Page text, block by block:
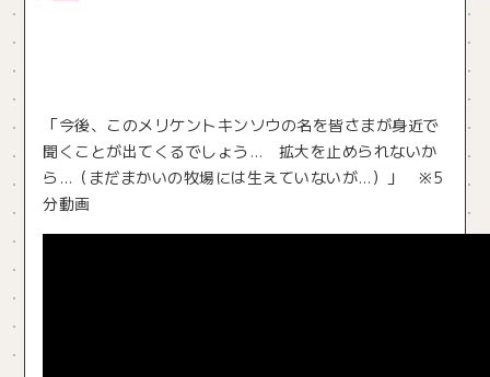
「今後、このメリケントキンソウの名を皆さまが身近で
聞くことが出てくるでしょう… 拡大を止められないか
ら…（まだまかいの牧場には生えていないが…）」 ※5
分動画